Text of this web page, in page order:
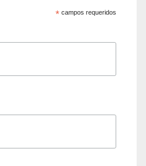
* campos requeridos